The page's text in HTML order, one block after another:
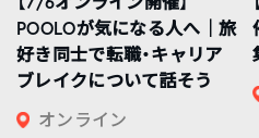
POOLOが気になる人へ｜旅
好き同士で転職・キャリア
ブレイクについて話そう
オンライン